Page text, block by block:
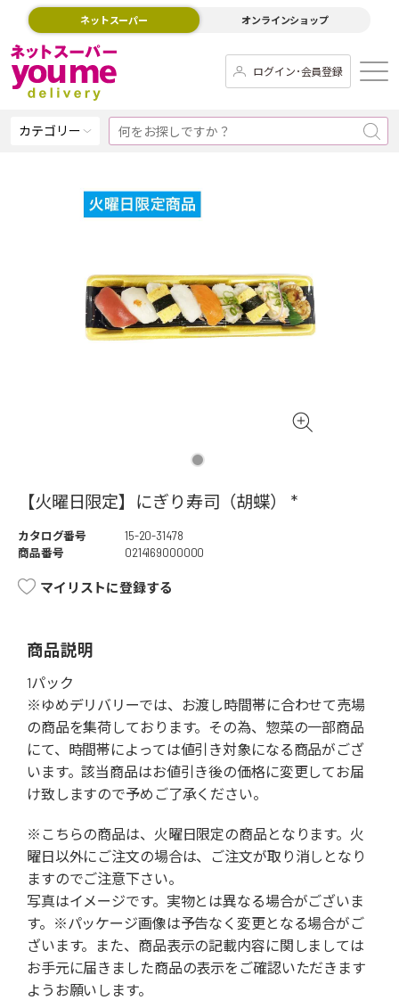
ネットスーパー オンラインショップ
ログイン･会員登録
カテゴリー
【火曜日限定】にぎり寿司（胡蝶） *
カタログ番号
15-20-31478
商品番号
0214169000000
マイリストに登録する
商品説明
1パック
※ゆめデリバリーでは、お渡し時間帯に合わせて売場
の商品を集荷しております。その為、惣菜の一部商品
にて、時間帯によっては値引き対象になる商品がござ
います。該当商品はお値引き後の価格に変更してお届
け致しますので予めご了承ください。
※こちらの商品は、火曜日限定の商品となります。火
曜日以外にご注文の場合は、ご注文が取り消しとなり
ますのでご注意下さい。
写真はイメージです。実物とは異なる場合がございま
す。※パッケージ画像は予告なく変更となる場合がご
ざいます。また、商品表示の記載内容に関しましては
お手元に届きました商品の表示をご確認いただきます
ようお願いします。